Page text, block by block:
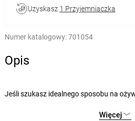
Uzyskasz 1 Przyjemniaczka
Numer katalogowy:701054
Opis
Jeśli szukasz idealnego sposobu na ożywienie
Każde dziecko marzy o tym, by zostać sławnym
Więcej